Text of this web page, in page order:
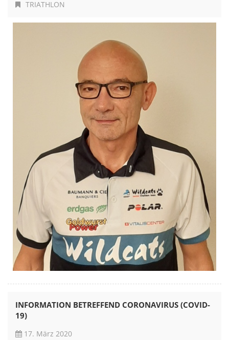
TRIATHLON
INFORMATION BETREFFEND CORONAVIRUS (COVID-
19)
17. März 2020